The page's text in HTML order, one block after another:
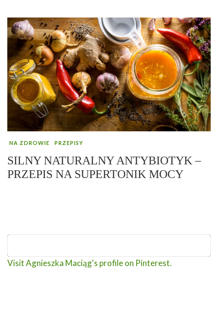
NA ZDROWIE PRZEPISY
SILNY NATURALNY ANTYBIOTYK –
PRZEPIS NA SUPERTONIK MOCY
Visit Agnieszka Maciąg's profile on Pinterest.